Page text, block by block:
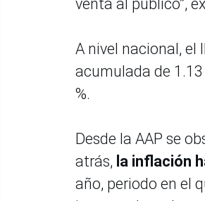
venta al público”,
A nivel nacional, el
acumulada de
%.
Desde la AAP se
atrás, la inflación
año, periodo en el